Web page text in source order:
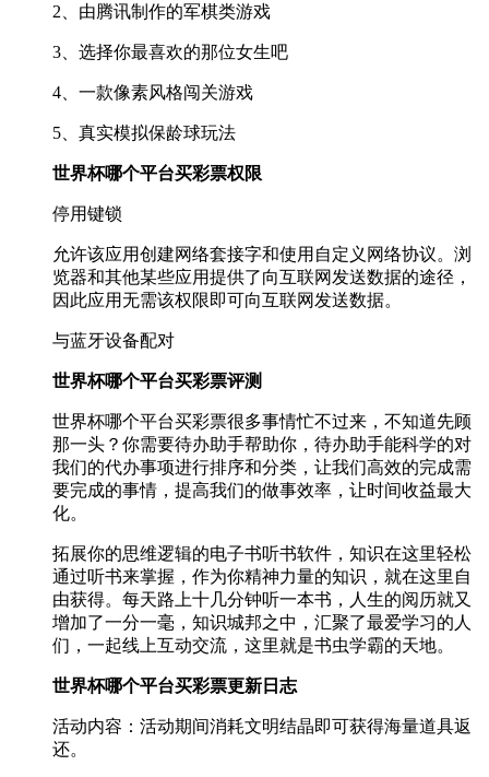
2、由腾讯制作的军棋类游戏
3、选择你最喜欢的那位女生吧
4、一款像素风格闯关游戏
5、真实模拟保龄球玩法
世界杯哪个平台买彩票权限
停用键锁
允许该应用创建网络套接字和使用自定义网络协议。浏
览器和其他某些应用提供了向互联网发送数据的途径，
因此应用无需该权限即可向互联网发送数据。
与蓝牙设备配对
世界杯哪个平台买彩票评测
世界杯哪个平台买彩票很多事情忙不过来，不知道先顾
那一头？你需要待办助手帮助你，待办助手能科学的对
我们的代办事项进行排序和分类，让我们高效的完成需
要完成的事情，提高我们的做事效率，让时间收益最大
化。
拓展你的思维逻辑的电子书听书软件，知识在这里轻松
通过听书来掌握，作为你精神力量的知识，就在这里自
由获得。每天路上十几分钟听一本书，人生的阅历就又
增加了一分一毫，知识城邦之中，汇聚了最爱学习的人
们，一起线上互动交流，这里就是书虫学霸的天地。
世界杯哪个平台买彩票更新日志
活动内容：活动期间消耗文明结晶即可获得海量道具返
还。